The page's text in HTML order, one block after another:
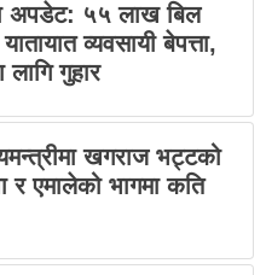
अपडेट: ५५ लाख बिल
व्यवसायी बेपत्ता,
लागि गुहार
खगराज भट्टको
र एमालेको भागमा कति